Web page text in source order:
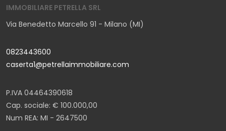
IMMOBILIARE PETRELLA SRL
Via Benedetto Marcello 91 - Milano (MI)
0823443600
caserta1@petrellaimmobiliare.com
P.IVA 04464390618
Cap. sociale: € 100.000,00
Num REA: MI - 2647500